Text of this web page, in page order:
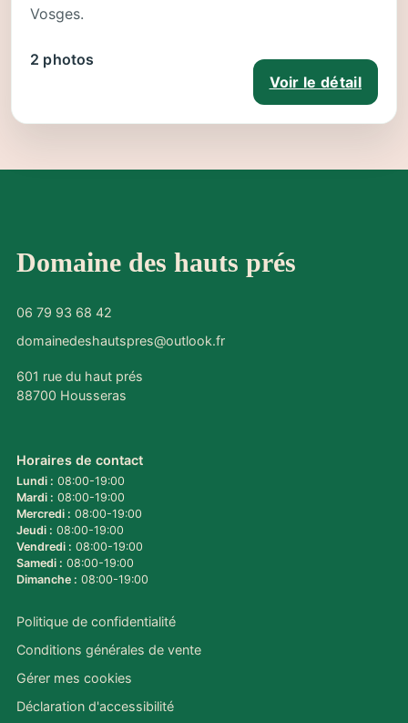
Vosges.
2 photos
Voir le détail
Domaine des hauts prés
06 79 93 68 42
domainedeshautspres@outlook.fr
601 rue du haut prés
88700 Housseras
Horaires de contact
Lundi : 08:00-19:00
Mardi : 08:00-19:00
Mercredi : 08:00-19:00
Jeudi : 08:00-19:00
Vendredi : 08:00-19:00
Samedi : 08:00-19:00
Dimanche : 08:00-19:00
Politique de confidentialité
Conditions générales de vente
Gérer mes cookies
Déclaration d'accessibilité